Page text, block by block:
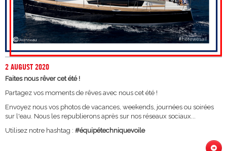
2 AUGUST 2020
Faites nous rêver cet été !
Partagez vos moments de rêves avec nous cet été !
Envoyez nous vos photos de vacances, weekends, journées ou soirées
sur l'eau. Nous les republierons après sur nos réseaux sociaux...
Utilisez notre hashtag : #équipétechniquevoile